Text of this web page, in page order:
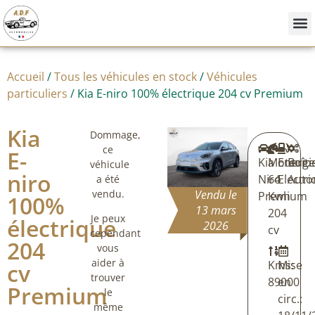
Accueil /Tous les véhicules en stock/Véhicules
particuliers / Kia E-niro 100% électrique 204 cv Premium
Kia
E-
niro
100%
électrique
204
cv
Premium
Dommage,
ce
véhicule
a été
vendu.
Je peux
cependant
vous
aider à
trouver
le
même
Vendu le
13 mars
2026
Kia
Niro
Premium
Moteur:
64
Kwh
204
cv
Kms:
89000
Mise
en
circ.: